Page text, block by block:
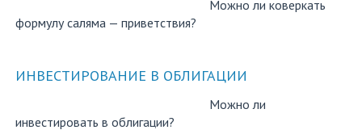
Можно ли коверкать
формулу саляма — приветствия?
ИНВЕСТИРОВАНИЕ В ОБЛИГАЦИИ
Можно ли
инвестировать в облигации?